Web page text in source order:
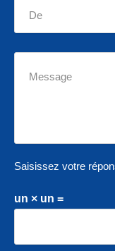
Saisissez votre
un × un =